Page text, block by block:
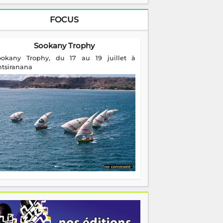
FOCUS
Sookany Trophy
Trophy, du 17 au 19 juillet à